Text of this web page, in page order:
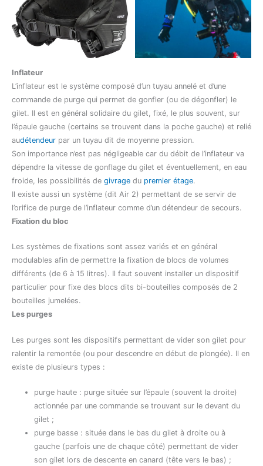
Inflateur
L’inflateur est le système composé d’un tuyau annelé et d’une
commande de purge qui permet de gonfler (ou de dégonfler) le
gilet. Il est en général solidaire du gilet, fixé, le plus souvent, sur
l’épaule gauche (certains se trouvent dans la poche gauche) et relié
audétendeur par un tuyau dit de moyenne pression.
Son importance n’est pas négligeable car du débit de l’inflateur va
dépendre la vitesse de gonflage du gilet et éventuellement, en eau
froide, les possibilités de givrage du premier étage.
Il existe aussi un système (dit Air 2) permettant de se servir de
l’orifice de purge de l’inflateur comme d’un détendeur de secours.
Fixation du bloc
Les systèmes de fixations sont assez variés et en général
modulables afin de permettre la fixation de blocs de volumes
différents (de 6 à 15 litres). Il faut souvent installer un dispositif
particulier pour fixe des blocs dits bi-bouteilles composés de 2
bouteilles jumelées.
Les purges
Les purges sont les dispositifs permettant de vider son gilet pour
ralentir la remontée (ou pour descendre en début de plongée). Il en
existe de plusieurs types :
purge haute : purge située sur l’épaule (souvent la droite)
actionnée par une commande se trouvant sur le devant du
gilet ;
purge basse : située dans le bas du gilet à droite ou à
gauche (parfois une de chaque côté) permettant de vider
son gilet lors de descente en canard (tête vers le bas) ;